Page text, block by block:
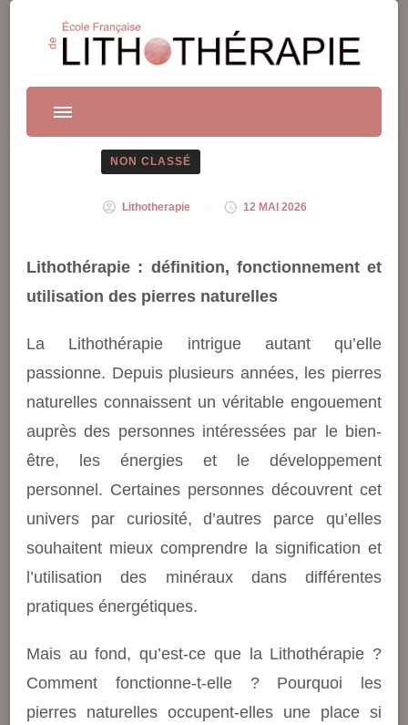
Lithothérapie
NON CLASSÉ
Lithotherapie 12 MAI 2026
Lithothérapie : définition, fonctionnement et
utilisation des pierres naturelles
La Lithothérapie intrigue autant qu’elle
passionne. Depuis plusieurs années, les pierres
naturelles connaissent un véritable engouement
auprès des personnes intéressées par le bien-
être, les énergies et le développement
personnel. Certaines personnes découvrent cet
univers par curiosité, d’autres parce qu’elles
souhaitent mieux comprendre la signification et
l’utilisation des minéraux dans différentes
pratiques énergétiques.
Mais au fond, qu’est-ce que la Lithothérapie ?
Comment fonctionne-t-elle ? Pourquoi les
pierres naturelles occupent-elles une place si